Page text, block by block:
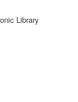
Library